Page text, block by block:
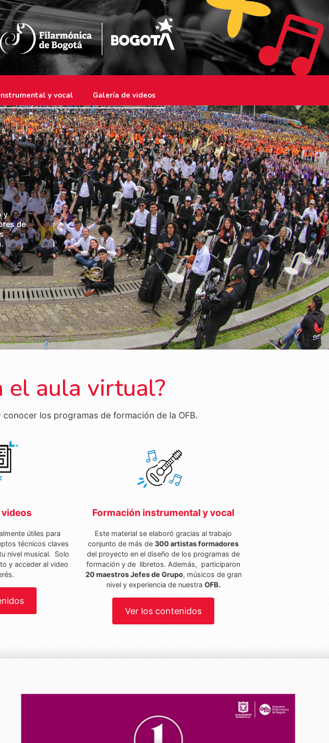
y vocal Galería de videos
y
de
el aula virtual?
los programas de formación de la OFB.
videos
útiles para
técnicos claves
nivel musical. Solo
y acceder al video
Formación instrumental y vocal
Este material se elaboró gracias al trabajo
conjunto de más de 300 artistas formadores
del proyecto en el diseño de los programas de
formación y de libretos. Además, participaron
20 maestros Jefes de Grupo, músicos de gran
nivel y experiencia de nuestra OFB.
Ver los contenidos